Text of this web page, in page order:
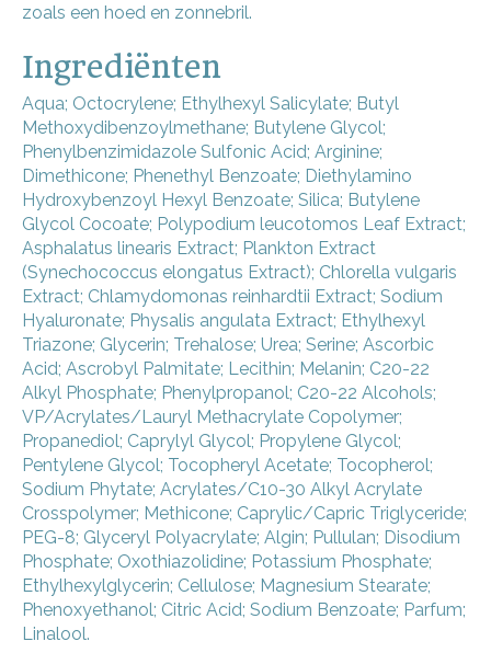
zoals een hoed en zonnebril.
Ingrediënten
Aqua; Octocrylene; Ethylhexyl Salicylate; Butyl
Methoxydibenzoylmethane; Butylene Glycol;
Phenylbenzimidazole Sulfonic Acid; Arginine;
Dimethicone; Phenethyl Benzoate; Diethylamino
Hydroxybenzoyl Hexyl Benzoate; Silica; Butylene
Glycol Cocoate; Polypodium leucotomos Leaf Extract;
Asphalatus linearis Extract; Plankton Extract
(Synechococcus elongatus Extract); Chlorella vulgaris
Extract; Chlamydomonas reinhardtii Extract; Sodium
Hyaluronate; Physalis angulata Extract; Ethylhexyl
Triazone; Glycerin; Trehalose; Urea; Serine; Ascorbic
Acid; Ascrobyl Palmitate; Lecithin; Melanin; C20-22
Alkyl Phosphate; Phenylpropanol; C20-22 Alcohols;
VP/Acrylates/Lauryl Methacrylate Copolymer;
Propanediol; Caprylyl Glycol; Propylene Glycol;
Pentylene Glycol; Tocopheryl Acetate; Tocopherol;
Sodium Phytate; Acrylates/C10-30 Alkyl Acrylate
Crosspolymer; Methicone; Caprylic/Capric Triglyceride;
PEG-8; Glyceryl Polyacrylate; Algin; Pullulan; Disodium
Phosphate; Oxothiazolidine; Potassium Phosphate;
Ethylhexylglycerin; Cellulose; Magnesium Stearate;
Phenoxyethanol; Citric Acid; Sodium Benzoate; Parfum;
Linalool.